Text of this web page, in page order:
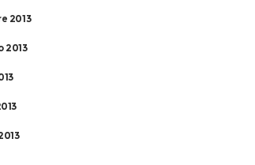
2013
2013